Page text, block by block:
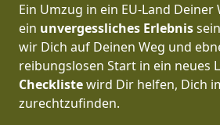
Ein Umzug in ein EU-Land
ein unvergessliches Erlebnis
wir Dich auf Deinen Weg und
reibungslosen Start in ein neues
Checklistewird Dir helfen, Dich
zurechtzufinden.